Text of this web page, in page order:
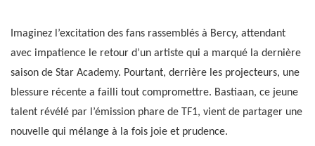
Imaginez l’excitation des fans rassemblés à Bercy, attendant
avec impatience le retour d’un artiste qui a marqué la dernière
saison de Star Academy. Pourtant, derrière les projecteurs, une
blessure récente a failli tout compromettre. Bastiaan, ce jeune
talent révélé par l’émission phare de TF1, vient de partager une
nouvelle qui mélange à la fois joie et prudence.